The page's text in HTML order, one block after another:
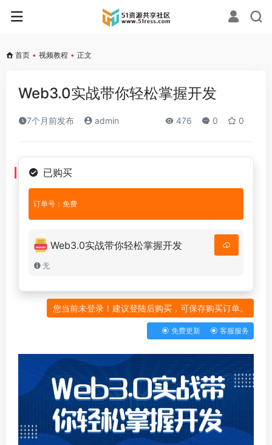
首页 • 视频教程 • 正文
Web3.0实战带你轻松掌握开发
7个月前发布 admin 476 0 0
已购买
订单号：免费
Web3.0实战带你轻松掌握开发
无
您当前未登录！建议登陆后购买，可保存购买订单。
免费更新 客服服务